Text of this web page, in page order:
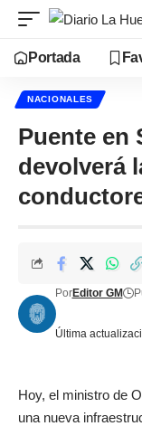
Portada
NACIONALES
Puente en
devolverá
Última
PorEditor GM
Hoy, el ministro de
una nueva